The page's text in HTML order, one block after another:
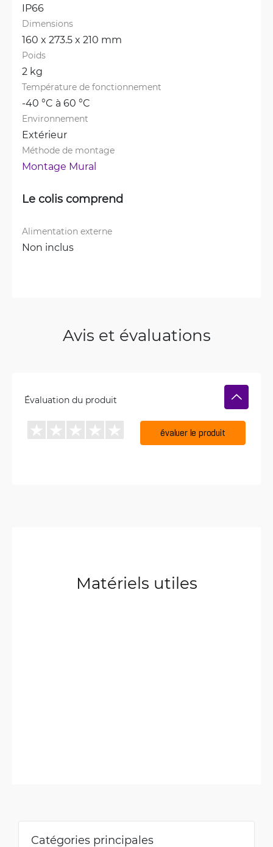
IP66
Dimensions
160 x 273.5 x 210 mm
Poids
2 kg
Température de fonctionnement
-40 °C à 60 °C
Environnement
Extérieur
Méthode de montage
Montage Mural
Le colis comprend
Alimentation externe
Non inclus
Avis et évaluations
Évaluation du produit
évaluer le produit
Matériels utiles
Catégories principales